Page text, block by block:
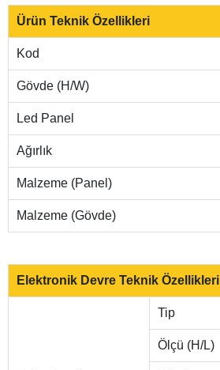
Ürün Teknik Özellikleri
Kod
Gövde (H/W)
Led Panel
Ağırlık
Malzeme (Panel)
Malzeme (Gövde)
Elektronik Devre Teknik Özellikleri
Tip
Ölçü (H/L)